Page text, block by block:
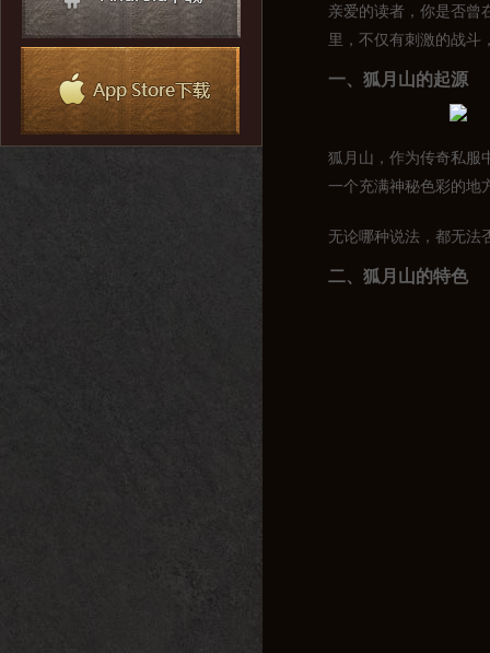
亲爱的读者，你是否
里，不仅有刺激的战斗
一、狐月山的起源
狐月山，作为传奇私服
一个充满神秘色彩的地
无论哪种说法，都无法
二、狐月山的特色